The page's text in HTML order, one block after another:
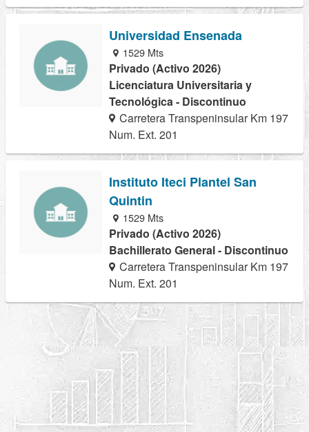
Universidad Ensenada
1529 Mts
Privado (Activo 2026)
Licenciatura Universitaria y
Tecnológica - Discontinuo
Carretera Transpeninsular Km 197
Num. Ext. 201
Instituto Iteci Plantel San
Quintin
1529 Mts
Privado (Activo 2026)
Bachillerato General - Discontinuo
Carretera Transpeninsular Km 197
Num. Ext. 201